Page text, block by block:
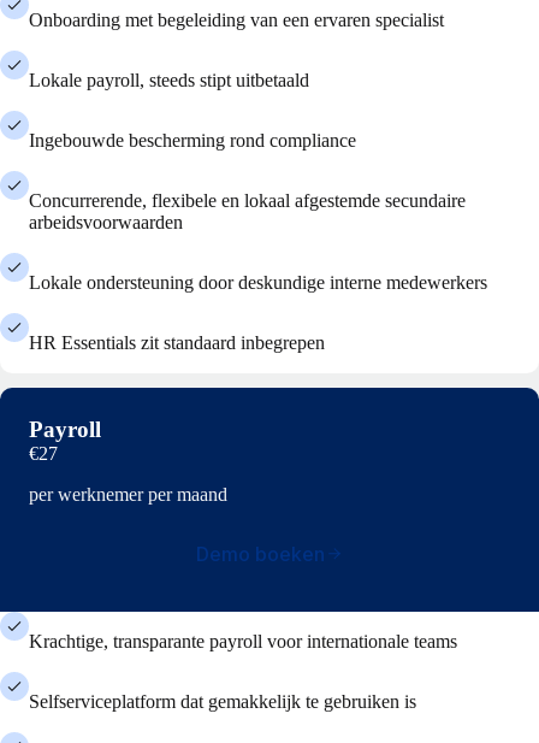
Onboarding met begeleiding van een ervaren specialist
Lokale payroll, steeds stipt uitbetaald
Ingebouwde bescherming rond compliance
Concurrerende, flexibele en lokaal afgestemde secundaire
arbeidsvoorwaarden
Lokale ondersteuning door deskundige interne medewerkers
HR Essentials zit standaard inbegrepen
Payroll
€27
per werknemer per maand
Demo boeken
Krachtige, transparante payroll voor internationale teams
Selfserviceplatform dat gemakkelijk te gebruiken is